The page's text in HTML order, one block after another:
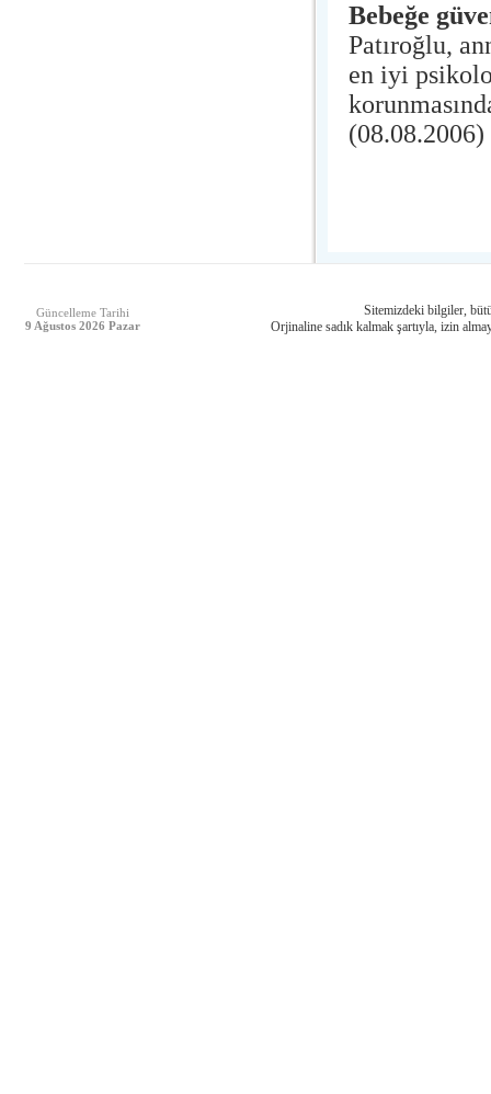
Bebeğe
Patıroğlu,
en iyi
(08.08.2006)
Güncelleme Tarihi
9 Ağustos 2026 Pazar
Sitemizdeki bilgiler,
Orjinaline sadık kalmak şartıyla, izin